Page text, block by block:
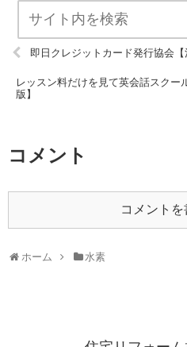
即日クレジットカード発行協会【
レッスン料だけを見て英会話スクー
版】
コメント
コメント
ホーム 水素